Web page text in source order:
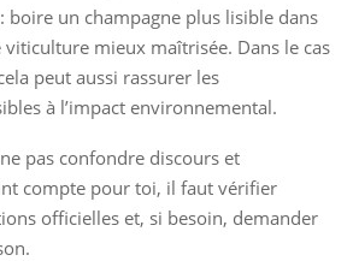
boire un champagne plus lisible dans
viticulture mieux maîtrisée. Dans le cas
peut aussi rassurer les
à l’impact environnemental.
pas confondre discours et
compte pour toi, il faut vérifier
officielles et, si besoin, demander